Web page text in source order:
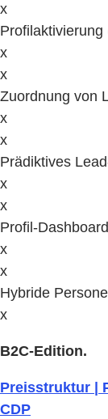
x
x
x
Zuordnung von
x
x
Prädiktives
x
x
Profil-
x
x
Hybride
x
B2C-Edition.
Preisstruktur |
CDP